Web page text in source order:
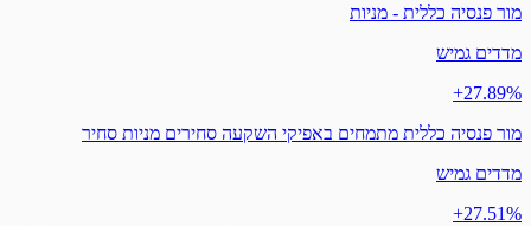
מור פנסיה כללית - מניות
מדדים גמיש
‎+27.89%
מור פנסיה כללית מתמחים באפיקי השקעה סחירים מניות סחיר
מדדים גמיש
‎+27.51%